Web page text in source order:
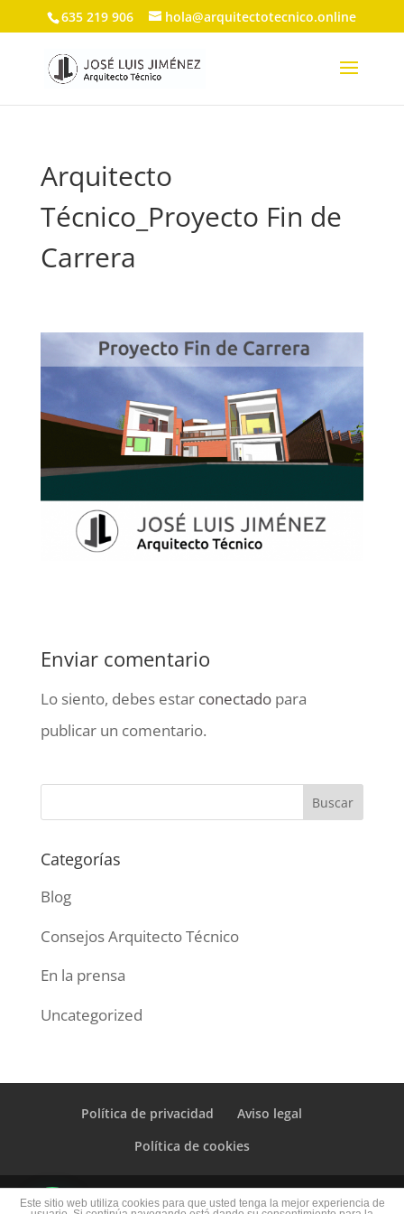
635 219 906 hola@arquitectotecnico.online
Arquitecto
Técnico_Proyecto Fin de
Carrera
Enviar comentario
Lo siento, debes estar conectadopara
publicar un comentario.
Categorías
Blog
Consejos Arquitecto Técnico
En la prensa
Uncategorized
Política de privacidad
Aviso legal
Política de cookies
© ARQUITECTO TÉCNICO 2020 | TODOS LOS
Este sitio web utiliza cookies para que usted tenga la mejor experiencia de